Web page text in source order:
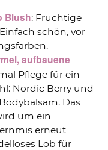
Blush: Fruchtige
schön, vor
aufbauene
Pflege für ein
Nordic Berry und
Das
um ein
erneut
Lob für